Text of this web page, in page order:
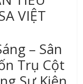
VIỆT